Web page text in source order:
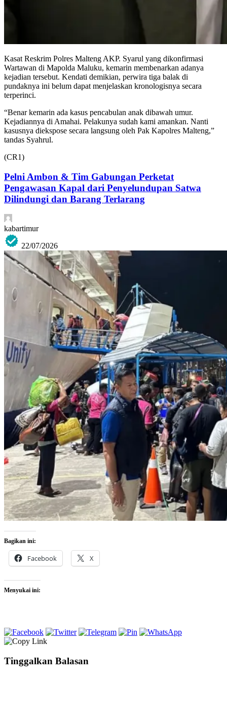
Kasat Reskrim Polres Malteng AKP. Syarul yang dikonfirmasi
Wartawan di Mapolda Maluku, kemarin membenarkan adanya
kejadian tersebut. Kendati demikian, perwira tiga balak di
pundaknya ini belum dapat menjelaskan kronologisnya secara
terperinci.
“Benar kemarin ada kasus pencabulan anak dibawah umur.
Kejadiannya di Amahai. Pelakunya sudah kami amankan. Nanti
kasusnya diekspose secara langsung oleh Pak Kapolres Malteng,”
tandas Syahrul.
(CR1)
Pelni Ambon & Tim Gabungan Perketat
Pengawasan Kapal dari Penyelundupan Satwa
Dilindungi dan Barang Terlarang
kabartimur
22/07/2026
Bagikan ini:
Facebook X
Menyukai ini:
Tinggalkan Balasan